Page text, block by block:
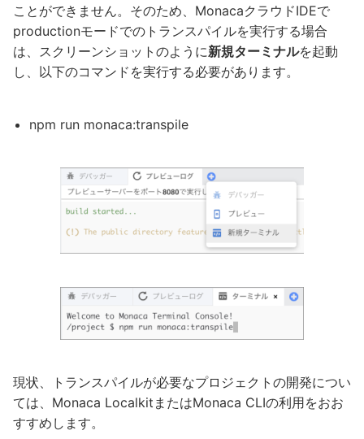
ことができません。そのため、MonacaクラウドIDEで
productionモードでのトランスパイルを実行する場合
は、スクリーンショットのように新規ターミナルを起動
し、以下のコマンドを実行する必要があります。
npm run monaca:transpile
現状、トランスパイルが必要なプロジェクトの開発につい
ては、Monaca LocalkitまたはMonaca CLIの利用をおお
すすめします。